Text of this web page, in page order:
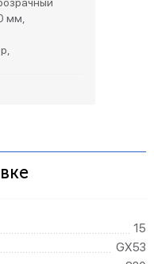
мм,
15
GX53